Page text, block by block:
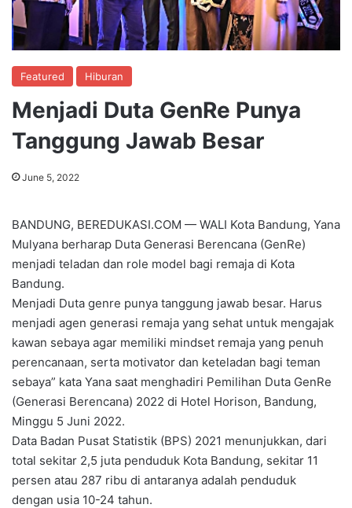
Featured Hiburan
Menjadi Duta GenRe Punya
Tanggung Jawab Besar
June 5, 2022
BANDUNG, BEREDUKASI.COM — WALI Kota Bandung, Yana
Mulyana berharap Duta Generasi Berencana (GenRe)
menjadi teladan dan role model bagi remaja di Kota
Bandung.
Menjadi Duta genre punya tanggung jawab besar. Harus
menjadi agen generasi remaja yang sehat untuk mengajak
kawan sebaya agar memiliki mindset remaja yang penuh
perencanaan, serta motivator dan keteladan bagi teman
sebaya” kata Yana saat menghadiri Pemilihan Duta GenRe
(Generasi Berencana) 2022 di Hotel Horison, Bandung,
Minggu 5 Juni 2022.
Data Badan Pusat Statistik (BPS) 2021 menunjukkan, dari
total sekitar 2,5 juta penduduk Kota Bandung, sekitar 11
persen atau 287 ribu di antaranya adalah penduduk
dengan usia 10-24 tahun.